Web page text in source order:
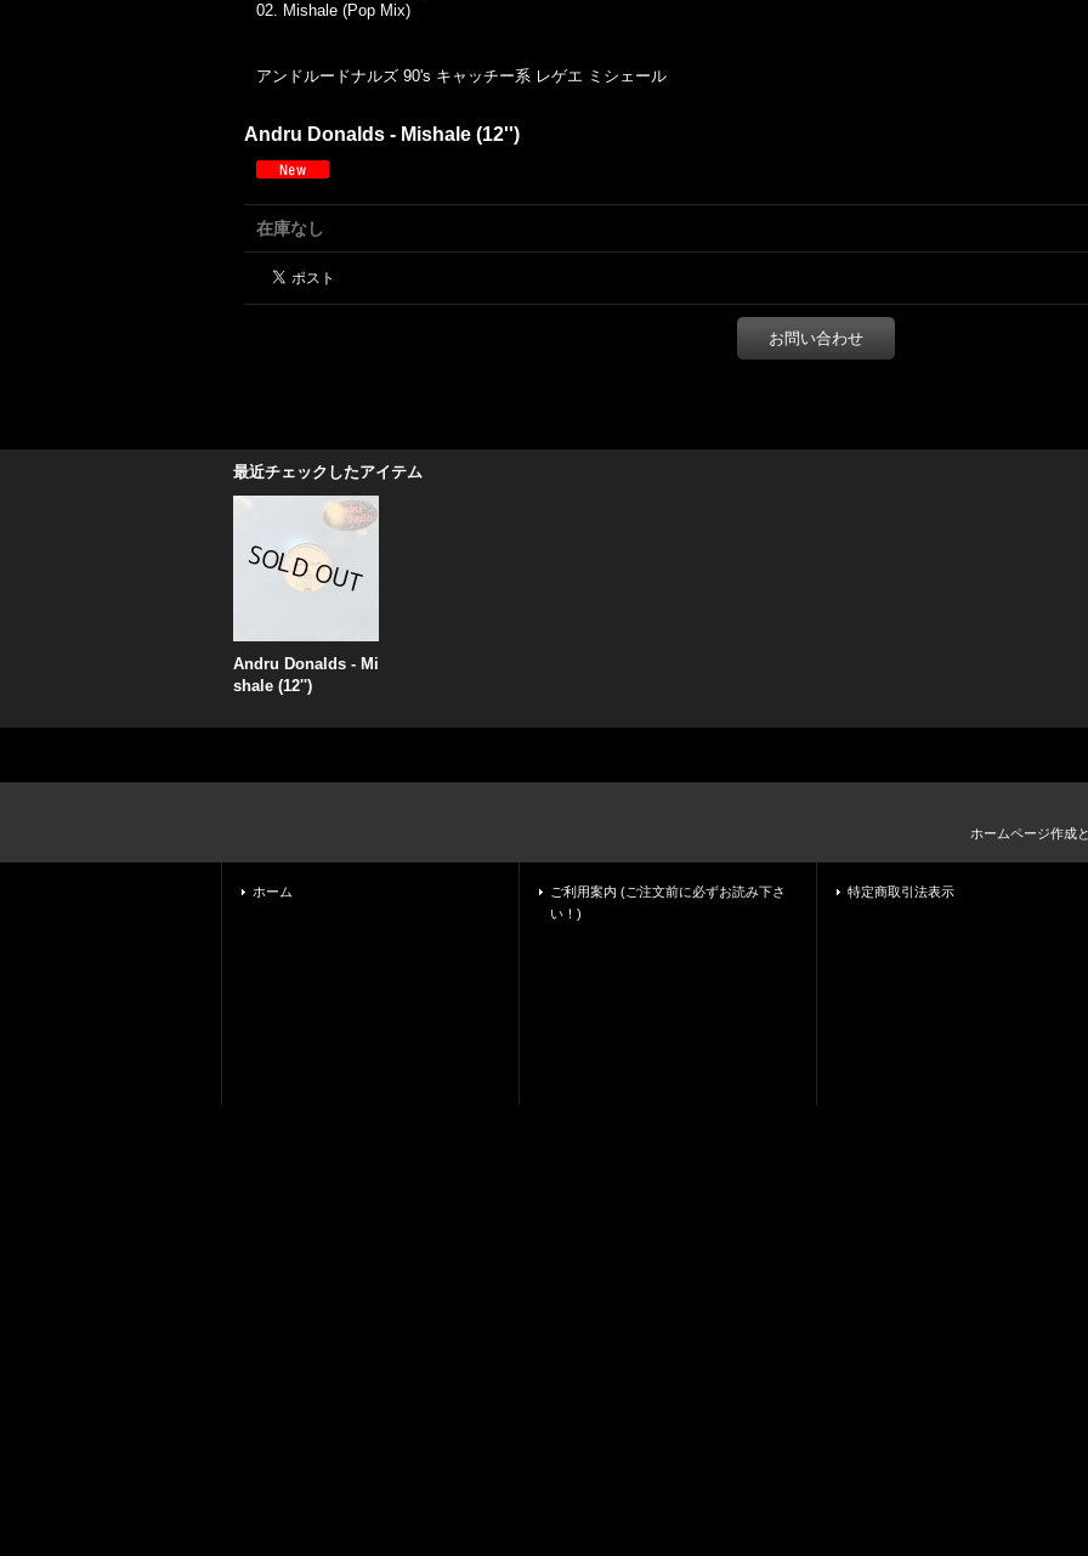
02. Mishale (Pop Mix)
アンドルードナルズ 90's キャッチー系 レゲエ ミシェール
Andru Donalds - Mishale (12'')
在庫なし
お問い合わせ
最近チェックしたアイテム
Andru Donalds - Mi
shale (12'')
ホームページ作成
ホーム
ご利用案内 (ご注文前に必ずお読み下さ
い！)
特定商取引法表示